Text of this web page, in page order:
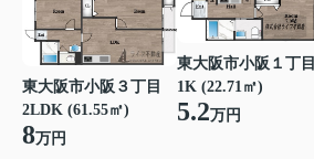
東大阪市小阪３丁目
2LDK (61.55㎡)
8万円
東大阪市小阪１丁目
1K (22.71㎡)
5.2万円